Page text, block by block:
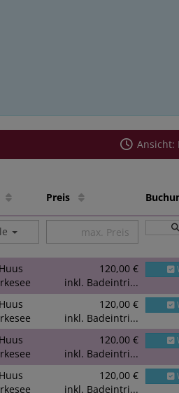
Ansicht:
Preis
120,00 €
inkl. Badeintri...
120,00 €
inkl. Badeintri...
120,00 €
inkl. Badeintri...
120,00 €
inkl. Badeintri...